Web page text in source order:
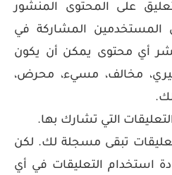
على المحتوى المنشور
المشاركة في
أي محتوى يمكن أن يكون
مخالف، مسيء، محرض،
التي تشارك بها.
تبقى مسجلة لك. لكن
استخدام التعليقات في أي